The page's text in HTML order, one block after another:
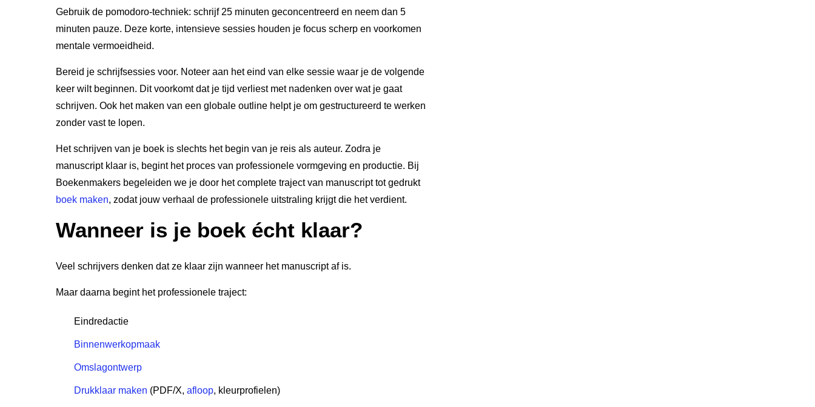
Gebruik de pomodoro-techniek: schrijf 25 minuten geconcentreerd en neem dan 5
minuten pauze. Deze korte, intensieve sessies houden je focus scherp en voorkomen
mentale vermoeidheid.
Bereid je schrijfsessies voor. Noteer aan het eind van elke sessie waar je de volgende
keer wilt beginnen. Dit voorkomt dat je tijd verliest met nadenken over wat je gaat
schrijven. Ook het maken van een globale outline helpt je om gestructureerd te werken
zonder vast te lopen.
Het schrijven van je boek is slechts het begin van je reis als auteur. Zodra je
manuscript klaar is, begint het proces van professionele vormgeving en productie. Bij
Boekenmakers begeleiden we je door het complete traject van manuscript tot gedrukt
boek maken, zodat jouw verhaal de professionele uitstraling krijgt die het verdient.
Wanneer is je boek écht klaar?
Veel schrijvers denken dat ze klaar zijn wanneer het manuscript af is.
Maar daarna begint het professionele traject:
Eindredactie
Binnenwerkopmaak
Omslagontwerp
Drukklaar maken (PDF/X, afloop, kleurprofielen)